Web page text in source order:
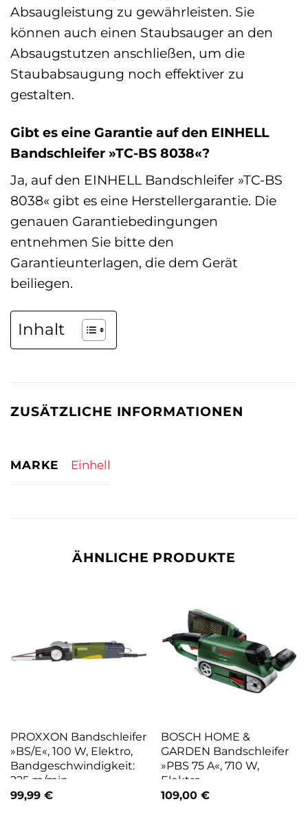
Absaugleistung zu gewährleisten. Sie
können auch einen Staubsauger an den
Absaugstutzen anschließen, um die
Staubabsaugung noch effektiver zu
gestalten.
Gibt es eine Garantie auf den EINHELL
Bandschleifer »TC-BS 8038«?
Ja, auf den EINHELL Bandschleifer »TC-BS
8038« gibt es eine Herstellergarantie. Die
genauen Garantiebedingungen
entnehmen Sie bitte den
Garantieunterlagen, die dem Gerät
beiliegen.
Inhalt
ZUSÄTZLICHE INFORMATIONEN
MARKE Einhell
ÄHNLICHE PRODUKTE
PROXXON Bandschleifer
»BS/E«, 100 W, Elektro,
Bandgeschwindigkeit:
225 m/min
99,99 €
BOSCH HOME &
GARDEN Bandschleifer
»PBS 75 A«, 710 W,
Elektro,
Bandgeschwindigkeit:
109,00 €